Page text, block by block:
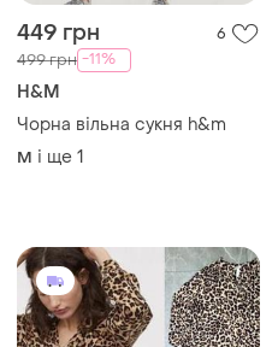
449 грн 6
499 грн -11%
H&M
Чорна вільна сукня h&m
M і ще 1